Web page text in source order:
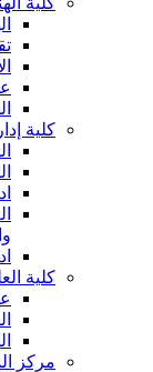
كلية
كلية
مركز